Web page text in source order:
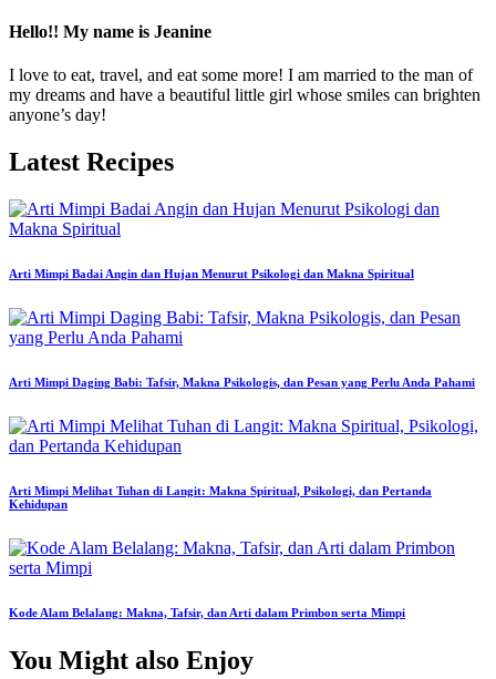
Hello!! My name is Jeanine
I love to eat, travel, and eat some more! I am married to the man of
my dreams and have a beautiful little girl whose smiles can brighten
anyone’s day!
Latest Recipes
Arti Mimpi Badai Angin dan Hujan Menurut Psikologi dan Makna Spiritual
Arti Mimpi Daging Babi: Tafsir, Makna Psikologis, dan Pesan yang Perlu Anda Pahami
Arti Mimpi Melihat Tuhan di Langit: Makna Spiritual, Psikologi, dan Pertanda
Kehidupan
Kode Alam Belalang: Makna, Tafsir, dan Arti dalam Primbon serta Mimpi
You Might also Enjoy